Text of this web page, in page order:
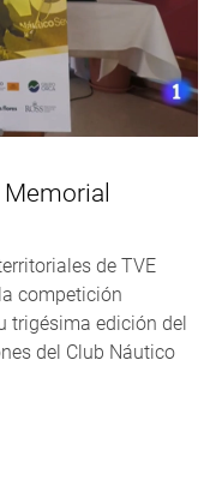
de TVE
competición
trigésima edición del
del Club Náutico